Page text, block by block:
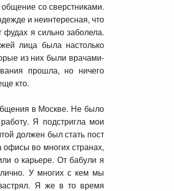
со сверстниками.
и неинтересная, что
я сильно заболела.
лица была настолько
из них были врачами-
прошла, но ничего
кто.
в Москве. Не было
Я подстригла мои
должен был стать пост
офисы во многих странах,
о карьере. От бабули я
У многих с кем мы
Я же в то время